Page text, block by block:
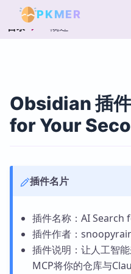
PKMER
目录 概述
Obsidian 插
for Your
插件名片
插件名称：AI Search
插件作者：
插件说明：让人工智
MCP将你的仓库与